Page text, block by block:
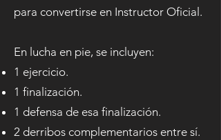
para convertirse en Instructor Oficial.​
En lucha en pie, se incluyen:
1 ejercicio.
1 finalización.
1 defensa de esa finalización.
2 derribos complementarios entre sí.